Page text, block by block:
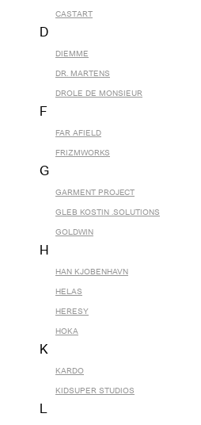
CASTART
D
DIEMME
DR. MARTENS
DROLE DE MONSIEUR
F
FAR AFIELD
FRIZMWORKS
G
GARMENT PROJECT
GLEB KOSTIN .SOLUTIONS
GOLDWIN
H
HAN KJOBENHAVN
HELAS
HERESY
HOKA
K
KARDO
KIDSUPER STUDIOS
L